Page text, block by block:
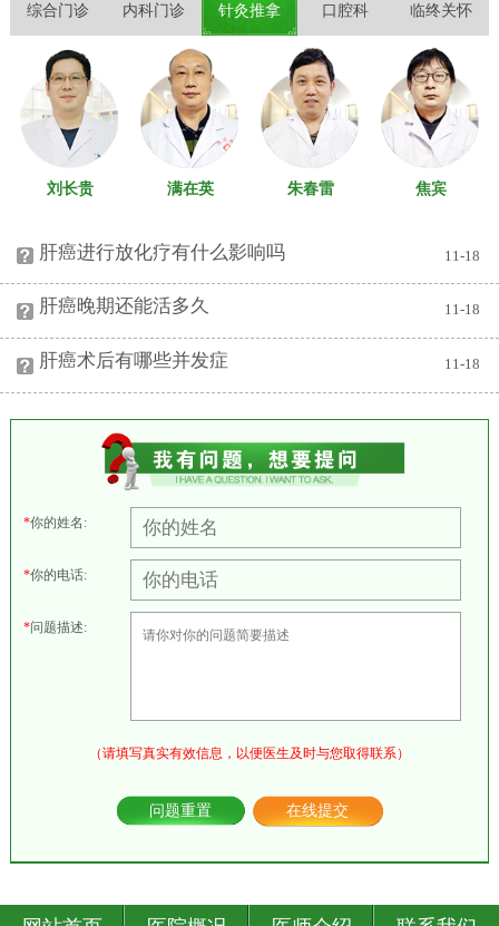
综合门诊 内科门诊 针灸推拿 口腔科 临终关怀
刘长贵 满在英 朱春雷 焦宾
11-18
肝癌进行放化疗有什么影响吗
11-18
肝癌晚期还能活多久
11-18
肝癌术后有哪些并发症
*你的姓名:
*你的电话:
*问题描述:
（请填写真实有效信息，以便医生及时与您取得联系）
问题重置 在线提交